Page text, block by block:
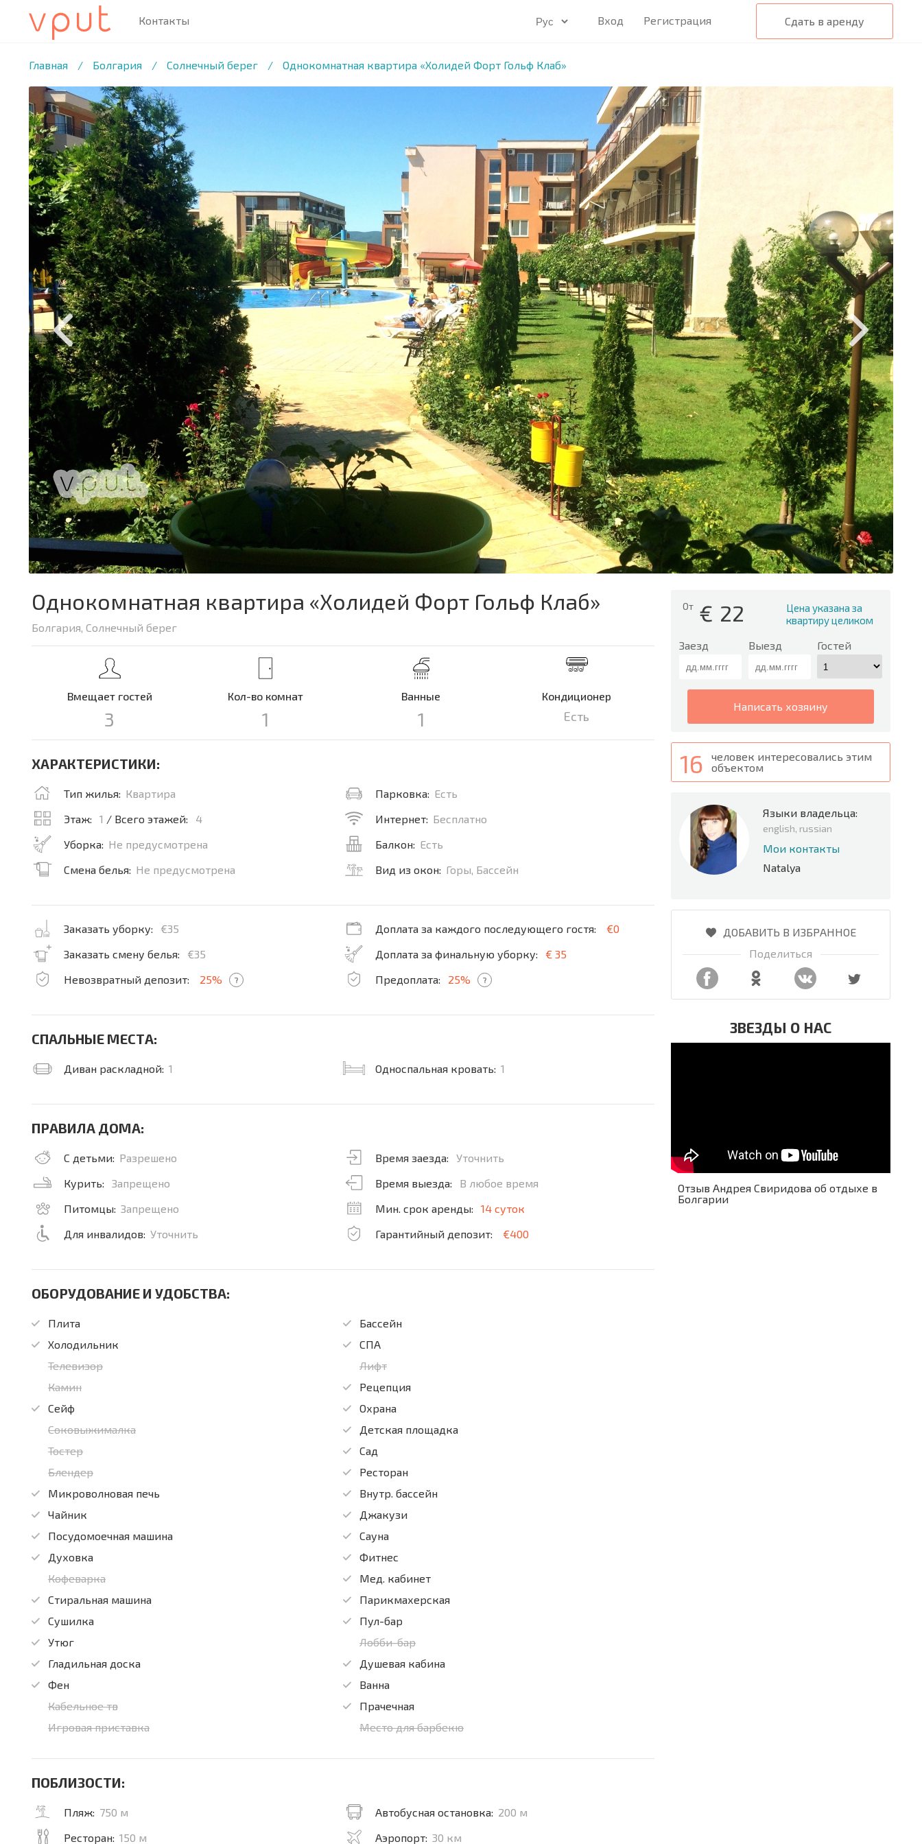
Сдать в аренду
Вход Регистрация
Контакты
Главная / Болгария / Солнечный берег / Однокомнатная квартира «Холидей Форт Гольф Клаб»
1 /21 ФОТО
От € 22
Цена указана за
квартиру целиком
Заезд Выезд Гостей
написать хозяину
16
человек интересовались этим
объектом
Языки владельца:
english, russian
Мои контакты
Natalya
ДОБАВИТЬ В ИЗБРАННОЕ
Поделиться
ЗВЕЗДЫ О НАС
Отзыв Андрея Свиридова об отдыхе в
Болгарии
Однокомнатная квартира «Холидей Форт Гольф Клаб»
Болгария, Солнечный берег
Вмещает гостей
3
Кол-во комнат
1
Ванные
1
Кондиционер
Есть
ХАРАКТЕРИСТИКИ:
Тип жилья: Квартира
Этаж:
1 / Всего этажей:
4
Уборка: Не предусмотрена
Смена белья: Не предусмотрена
Парковка: Есть
Интернет: Бесплатно
Балкон: Есть
Вид из окон: Горы, Бассейн
Заказать уборку:
€35
Заказать смену белья:
€35
Невозвратный депозит:
25% ?
Доплата за каждого последующего гостя:
€0
Доплата за финальную уборку:
€ 35
Предоплата:
25% ?
СПАЛЬНЫЕ МЕСТА:
Диван раскладной: 1 Односпальная кровать: 1
ПРАВИЛА ДОМА:
С детьми: Разрешено
Курить:
Запрещено
Питомцы: Запрещено
Для инвалидов: Уточнить
Время заезда:
Уточнить
Время выезда:
В любое время
Мин. срок аренды:
14 суток
Гарантийный депозит:
€400
ОБОРУДОВАНИЕ И УДОБСТВА:
Плита
Холодильник
Телевизор
Камин
Сейф
Соковыжималка
Тостер
Блендер
Микроволновая печь
Чайник
Посудомоечная машина
Духовка
Кофеварка
Стиральная машина
Сушилка
Утюг
Гладильная доска
Фен
Кабельное тв
Игровая приставка
Бассейн
СПА
Лифт
Рецепция
Охрана
Детская площадка
Сад
Ресторан
Внутр. бассейн
Джакузи
Сауна
Фитнес
Мед. кабинет
Парикмахерская
Пул-бар
Лобби-бар
Душевая кабина
Ванна
Прачечная
Место для барбекю
ПОБЛИЗОСТИ:
Пляж: 750 м
Ресторан: 150 м
Автобусная остановка: 200 м
Аэропорт: 30 км